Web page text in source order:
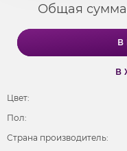
Общая
В
В
Цвет:
Пол:
Страна производитель: